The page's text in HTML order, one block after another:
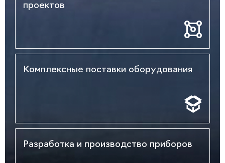
проектов
Комплексные поставки оборудования
Разработка и производство приборов